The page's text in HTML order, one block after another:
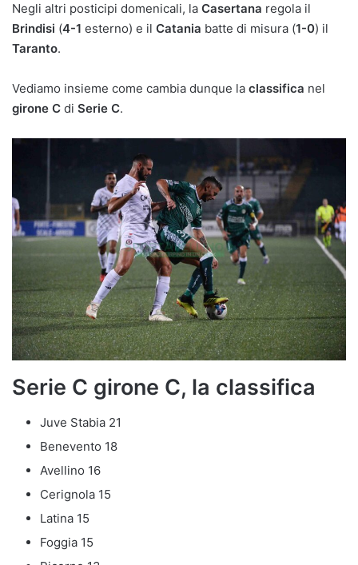
Negli altri posticipi domenicali, la Casertana regola il
Brindisi (4-1 esterno) e il Catania batte di misura (1-0) il
Taranto.
Vediamo insieme come cambia dunque la classifica nel
girone C di Serie C.
Serie C girone C, la classifica
Juve Stabia 21
Benevento 18
Avellino 16
Cerignola 15
Latina 15
Foggia 15